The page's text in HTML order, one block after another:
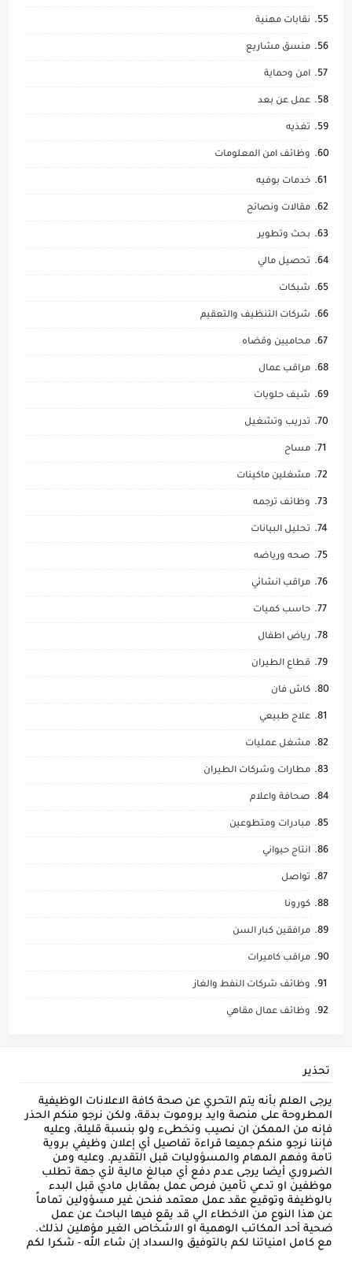
نقابات مهنية
منسق مشاريع
امن وحماية
عمل عن بعد
تغذيه
وظائف امن المعلومات
خدمات بوفيه
مقالات ونصائح
بحث وتطوير
تحصيل مالي
شبكات
شركات التنظيف والتعقيم
محاميين وقضاه
مراقب عمال
شيف حلويات
تدريب وتشغيل
مساح
مشغلين ماكينات
وظائف ترجمه
تحليل البيانات
صحه ورياضه
مراقب انشائي
حاسب كميات
رياض اطفال
قطاع الطيران
كاش فان
علاج طبيعي
مشغل عمليات
مطارات وشركات الطيران
صحافة واعلام
مبادرات ومتطوعين
انتاج حيواني
تواصل
كورونا
مرافقين كبار السن
مراقب كاميرات
وظائف شركات النفط والغاز
وظائف عمال مقاهي
تحذير
يرجى العلم بأنه يتم التحري عن صحة كافة الاعلانات الوظيفية
المطروحة على منصة وايد بروموت بدقة، ولكن نرجو منكم الحذر
فإنه من الممكن ان نصيب ونخطىء ولو بنسبة قليلة، وعليه
فإننا نرجو منكم جميعا قراءة تفاصيل أي إعلان وظيفي بروية
تامة وفهم المهام والمسؤوليات قبل التقديم. وعليه ومن
الضروري أيضا يرجى عدم دفع أي مبالغ مالية لأي جهة تطلب
موظفين او تدعي تأمين فرص عمل بمقابل مادي قبل البدء
بالوظيفة وتوقيع عقد عمل معتمد فنحن غير مسؤولين تماماً
عن هذا النوع من الاخطاء الي قد يقع فيها الباحث عن عمل
ضحية أحد المكاتب الوهمية او الاشخاص الغير مؤهلين لذلك.
مع كامل امنياتنا لكم بالتوفيق والسداد إن شاء الله - شكرا لكم